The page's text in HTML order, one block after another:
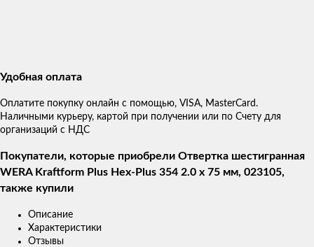
Удобная оплата
Оплатите покупку онлайн с помощью, VISA, MasterCard.
Наличными курьеру, картой при получении или по Счету для
организаций с НДС
Покупатели, которые приобрели Отвертка шестигранная
WERA Kraftform Plus Hex-Plus 354 2.0 x 75 мм, 023105,
также купили
Описание
Характеристики
Отзывы